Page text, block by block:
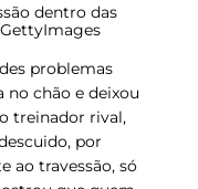
dentro das
problemas
no chão e deixou
treinador rival,
por
ao travessão, só